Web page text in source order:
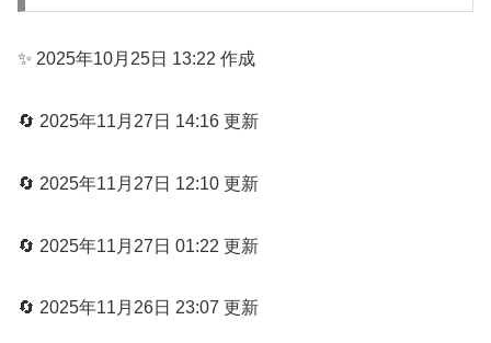
✨ 2025年10月25日 13:22 作成
🔄 2025年11月27日 14:16 更新
🔄 2025年11月27日 12:10 更新
🔄 2025年11月27日 01:22 更新
🔄 2025年11月26日 23:07 更新